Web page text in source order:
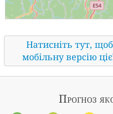
Натисніть тут,
мобільну версію
Прогноз